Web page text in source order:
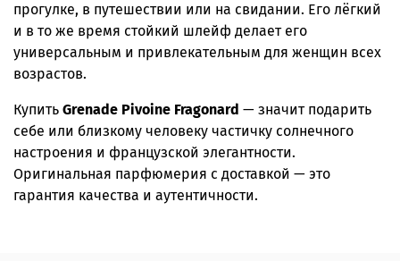
прогулке, в путешествии или на свидании. Его лёгкий
и в то же время стойкий шлейф делает его
универсальным и привлекательным для женщин всех
возрастов.
Купить Grenade Pivoine Fragonard — значит подарить
себе или близкому человеку частичку солнечного
настроения и французской элегантности.
Оригинальная парфюмерия с доставкой — это
гарантия качества и аутентичности.